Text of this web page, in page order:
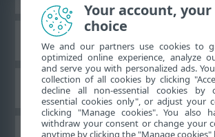
ESET-ova baza
ESET-ov forum
Your account,
choice
We and our partners use cookies to
optimized online experience, analyze
and serve you with personalized ads.
collection of all cookies by clicking
decline all non-essential cookies by
essential cookies only", or adjust your
clicking "Manage cookies". You also
withdraw your consent or change your
anytime by clicking the "Manage